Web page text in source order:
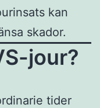
kan
skador.
jour?
tider